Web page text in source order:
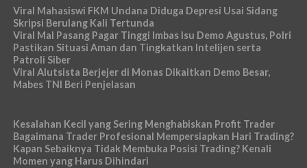
Viral Mahasiswi FKM Undana Diduga Depresi Usai Sidang
Skripsi Berulang Kali Tertunda
Viral Mal Pasang Pagar Tinggi Imbas Isu Demo Agustus, Polri
Pastikan Situasi Aman dan Tingkatkan Intelijen serta
Patroli Siber
Viral Alutsista Berjejer di Monas Dikaitkan Demo Besar,
Mabes TNI Beri Penjelasan
Kesalahan Kecil yang Sering Menghabiskan Profit Trader
Bagaimana Trader Profesional Mempersiapkan Hari Trading?
Kapan Sebaiknya Tidak Membuka Posisi Trading? Kenali
Momen yang Harus Dihindari